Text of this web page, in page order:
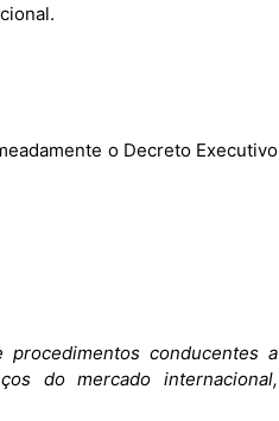
o Decreto Executivo
conducentes a
do mercado internacional,